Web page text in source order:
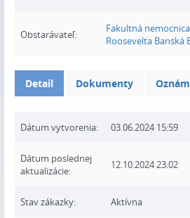
Obstarávateľ:
Fakultná
Roosevelta Banská
Detail Dokumenty
Dátum vytvorenia: 03.06.2024 15:59
Dátum poslednej
aktualizácie:
12.10.2024 23:02
Stav zákazky: Aktívna